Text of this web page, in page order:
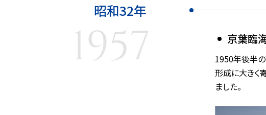
昭和32年
1957 京葉臨
1950年後半
形成に大きく
ました。